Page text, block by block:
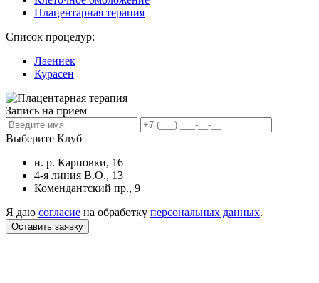
Плацентарная терапия
Список процедур:
Лаеннек
Курасен
Запись на прием
Выберите Клуб
н. р. Карповки, 16
4-я линия В.О., 13
Комендантский пр., 9
Я даю согласие на обработку персональных данных.